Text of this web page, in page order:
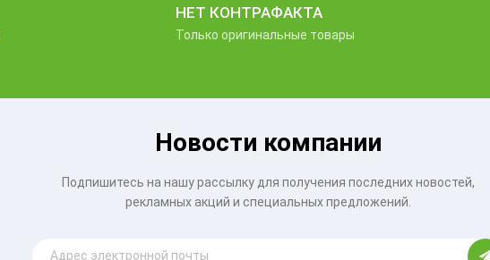
НЕТ КОНТРАФАКТА
Только оригинальные товары
Новости компании
Подпишитесь на нашу рассылку для получения последних новостей,
рекламных акций и специальных предложений.